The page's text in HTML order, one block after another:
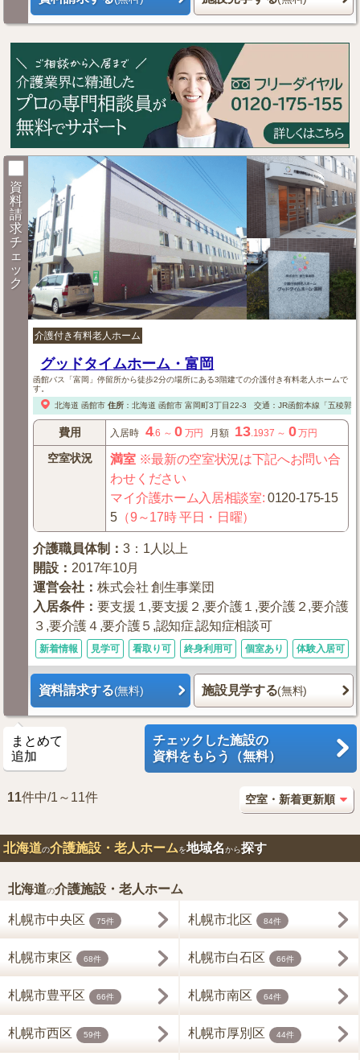
資
料
請
求
チ
ェ
ッ
ク
介護付き有料老人ホーム
グッドタイムホーム・富岡
函館バス「富岡」停留所から徒歩2分の場所にある3階建ての介護付き有料老人ホームで
す。
北海道 函館市 住所： 北海道 函館市富岡町3丁目22-3 交通：JR函館本線「五稜郭
費用 入居時 4.6 ～0 万円 月額 13.1937 ～ 0万円
空室状況 満室※最新の空室状況は下記へお問い合
わせください
マイ介護ホーム入居相談室:0120-175-15
5 （9～17時 平日・日曜）
介護職員体制 ：3：1人以上
開設 ： 2017年10月
運営会社 ：株式会社 創生事業団
入居条件：要支援１,要支援２,要介護１,要介護２,要介護
３,要介護４,要介護５,認知症,認知症相談可
新着情報 見学可 看取り可 終身利用可 個室あり 体験入居可
資料請求する(無料) 施設見学する(無料)
まとめて
追加
チェックした施設の
資料をもらう（無料）
11件中/1～11件
北海道の介護施設・老人ホームを地域名から探す
北海道の介護施設・老人ホーム
札幌市中央区 75件 札幌市北区 84件
札幌市東区 68件 札幌市白石区 66件
札幌市豊平区 66件 札幌市南区 64件
札幌市西区 59件 札幌市厚別区 44件